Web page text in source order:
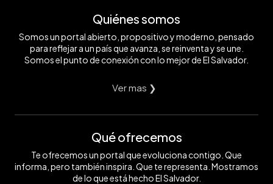
Quiénes somos
Somos un portal abierto, propositivo y moderno, pensado
para reflejar a un país que avanza, se reinventa y se une.
Somos el punto de conexión con lo mejor de El Salvador.
Ver mas ❯
Qué ofrecemos
Te ofrecemos un portal que evoluciona contigo. Que
informa, pero también inspira. Que te representa. Mostramos
de lo que está hecho El Salvador.